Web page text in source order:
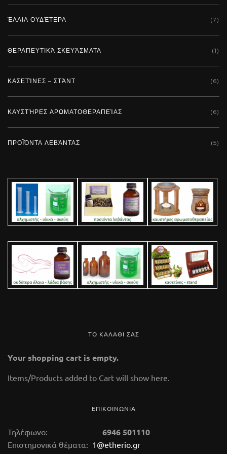
112 Glass Marble
9,5 cm. Kαυστήρας αρωματοθεραπείας
κατασκευασμένος από μάρμαρο. Στο κάτω μέρος
ΈΛΑΙΑ ΟΥΔΈΤΕΡΑ (7)
ΘΕΡΑΠΕΥΤΙΚΆ ΣΚΕΥΆΣΜΑΤΑ (1)
ΚΑΣΕΤΊΝΕΣ – ΣΤΆΝΤ (6)
ΚΑΥΣΤΉΡΕΣ ΑΡΩΜΑΤΟΘΕΡΑΠΕΊΑΣ (6)
ΠΡΟΪΌΝΤΑ ΛΕΒΆΝΤΑΣ (5)
ΤΟ ΚΑΛΑΘΙ ΣΑΣ
Your shopping cart is empty.
Items/Products added to Cart will show here.
ΕΠΙΚΟΙΝΩΝΙΑ
Τηλέφωνο: 6946 501110
Επιστημονικά θέματα: 1@etherio.gr